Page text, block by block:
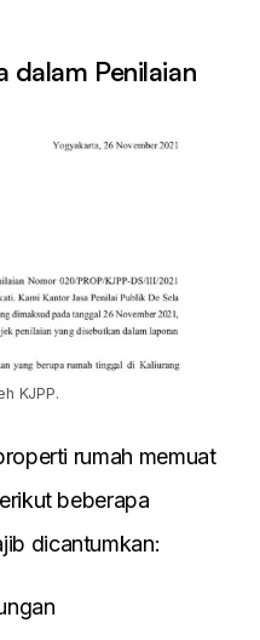
dalam Penilaian
KJPP.
rumah memuat
beberapa
dicantumkan: